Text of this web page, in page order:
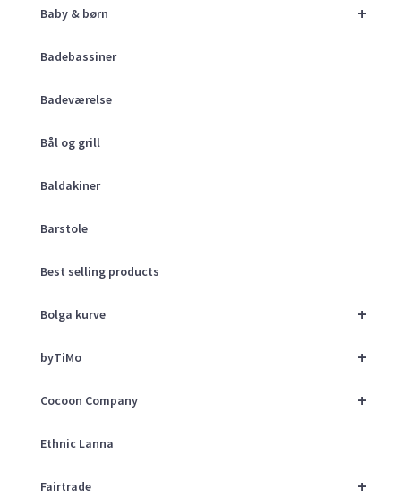
+
Baby & børn
Badebassiner
Badeværelse
Bål og grill
Baldakiner
Barstole
Best selling products
+
Bolga kurve
+
byTiMo
+
Cocoon Company
Ethnic Lanna
+
Fairtrade